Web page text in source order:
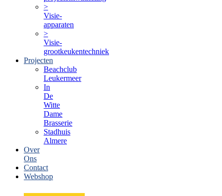
>
Visie-
apparaten
>
Visie-
grootkeukentechniek
Projecten
Beachclub
Leukermeer
In
De
Witte
Dame
Brasserie
Stadhuis
Almere
Over
Ons
Contact
Webshop